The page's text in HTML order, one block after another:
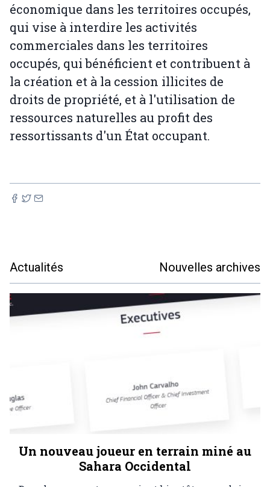
économique dans les territoires occupés,
qui vise à interdire les activités
commerciales dans les territoires
occupés, qui bénéficient et contribuent à
la création et à la cession illicites de
droits de propriété, et à l'utilisation de
ressources naturelles au profit des
ressortissants d'un État occupant.
Actualités Nouvelles archives
Un nouveau joueur en terrain miné au
Sahara Occidental